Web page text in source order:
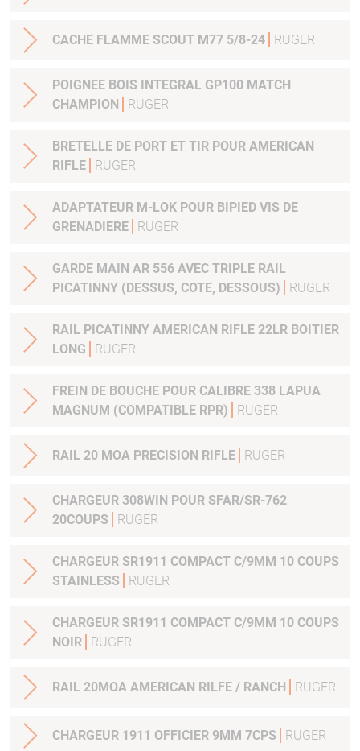
CACHE FLAMME SCOUT M77 5/8-24 RUGER
POIGNEE BOIS INTEGRAL GP100 MATCH
CHAMPION
RUGER
BRETELLE DE PORT ET TIR POUR AMERICAN
RIFLE
RUGER
ADAPTATEUR M-LOK POUR BIPIED VIS DE
GRENADIERE
RUGER
GARDE MAIN AR 556 AVEC TRIPLE RAIL
PICATINNY (DESSUS, COTE, DESSOUS)
RUGER
RAIL PICATINNY AMERICAN RIFLE 22LR BOITIER
LONG
RUGER
FREIN DE BOUCHE POUR CALIBRE 338 LAPUA
MAGNUM (COMPATIBLE RPR)
RUGER
RAIL 20 MOA PRECISION RIFLE RUGER
CHARGEUR 308WIN POUR SFAR/SR-762
20COUPS
RUGER
CHARGEUR SR1911 COMPACT C/9MM 10 COUPS
STAINLESS
RUGER
CHARGEUR SR1911 COMPACT C/9MM 10 COUPS
NOIR
RUGER
RAIL 20MOA AMERICAN RILFE / RANCH RUGER
CHARGEUR 1911 OFFICIER 9MM 7CPS RUGER